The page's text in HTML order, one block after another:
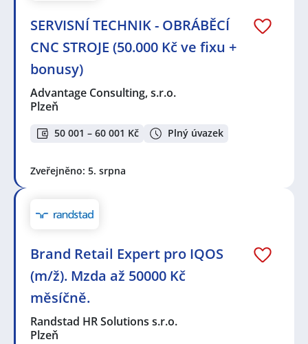
SERVISNÍ TECHNIK - OBRÁBĚCÍ
CNC STROJE (50.000 Kč ve fixu +
bonusy)
Advantage Consulting, s.r.o.
Plzeň
50 001 – 60 001 Kč Plný úvazek
Zveřejněno: 5. srpna
Brand Retail Expert pro IQOS
(m/ž). Mzda až 50000 Kč
měsíčně.
Randstad HR Solutions s.r.o.
Plzeň